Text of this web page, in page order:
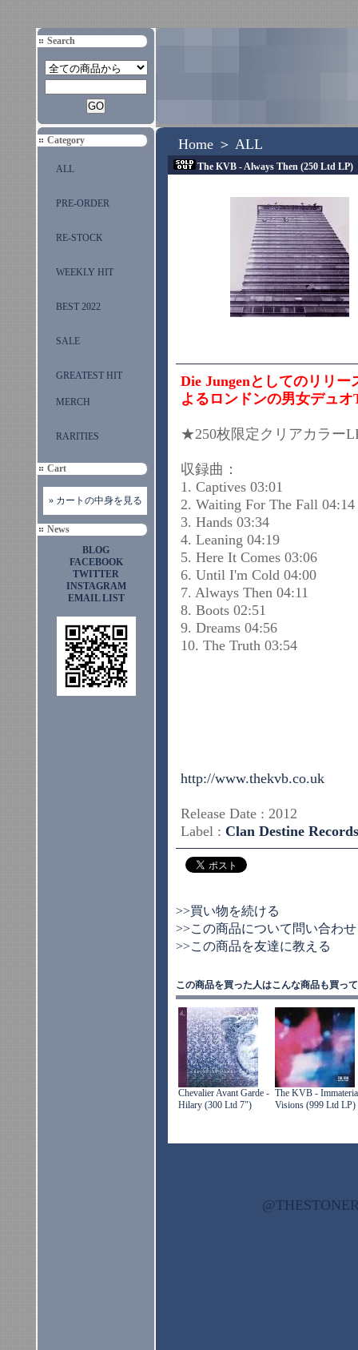
Search
Category
ALL
PRE-ORDER
RE-STOCK
WEEKLY HIT
BEST 2022
SALE
GREATEST HIT
MERCH
RARITIES
Cart
» カートの中身を見る
News
BLOG
FACEBOOK
TWITTER
INSTAGRAM
EMAIL LIST
Home ＞ ALL
The KVB - Always Then (250 Ltd LP)
Die Jungenとしてのリリ
よるロンドンの男女デュ
★250枚限定クリアカラー
収録曲：
1. Captives 03:01
2. Waiting For The Fall 04:14
3. Hands 03:34
4. Leaning 04:19
5. Here It Comes 03:06
6. Until I'm Cold 04:00
7. Always Then 04:11
8. Boots 02:51
9. Dreams 04:56
10. The Truth 03:54
http://www.thekvb.co.uk
Release Date : 2012
Label : Clan Destine Records
>>買い物を続ける
>>この商品について問い合わ
>>この商品を友達に教える
この商品を買った人はこんな商品も買っ
Chevalier Avant Garde -
Hilary (300 Ltd 7")
The KVB -
Visions (999 Ltd LP)